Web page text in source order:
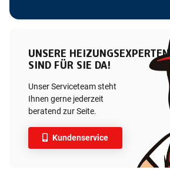
UNSERE HEIZUNGSEXPERTEN
SIND FÜR SIE DA!
Unser Serviceteam steht
Ihnen gerne jederzeit
beratend zur Seite.
Kundenservice